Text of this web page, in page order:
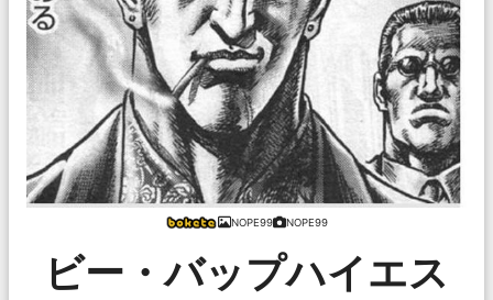
NOPE99 NOPE99
ビー・バップハイエス